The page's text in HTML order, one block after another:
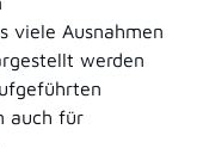
viele Ausnahmen
werden
auch für